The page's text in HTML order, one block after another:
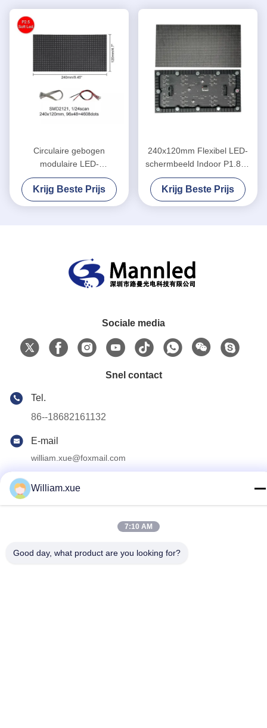
Circulaire gebogen
modulaire LED-
displaypanelen
Krijg Beste Prijs
240x120mm Flexibel LED-
schermbeeld Indoor P1.875
SMD
Krijg Beste Prijs
Sociale media
Snel contact
Tel.
86--18682161132
E-mail
william.xue@foxmail.com
Park, Tangtou gemeenschap, Shiyan Street, Bao'an district,
Privacybeleid|Sitemap
William.xue
7:10 AM
Good day, what product are you looking for?